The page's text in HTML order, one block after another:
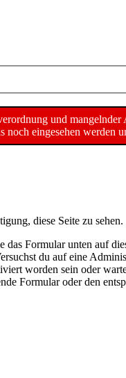
und
noch eingesehen
diese Seite zu
Formular unten auf
du auf eine
worden sein oder
Formular oder den